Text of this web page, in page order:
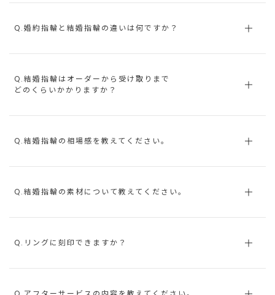
Q.婚約指輪と結婚指輪の違いは何ですか？
Q.結婚指輪はオーダーから受け取りまで
どのくらいかかりますか？
Q.結婚指輪の相場感を教えてください。
Q.結婚指輪の素材について教えてください。
Q.リングに刻印できますか？